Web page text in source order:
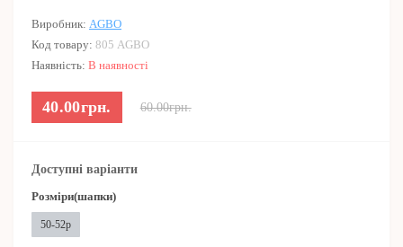
Виробник: AGBO
Код товару: 805 AGBO
Наявність: В наявності
40.00грн. 60.00грн.
Доступні варіанти
Розміри(шапки)
50-52р